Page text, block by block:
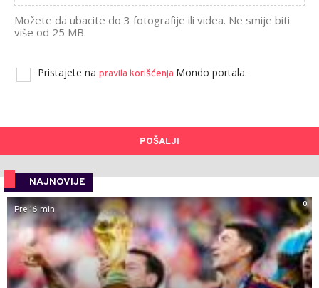
Možete da ubacite do 3 fotografije ili videa. Ne smije biti
više od 25 MB.
Pristajete na pravila korišćenja Mondo portala.
POŠALJI
NAJNOVIJE
0
Pre 16 min